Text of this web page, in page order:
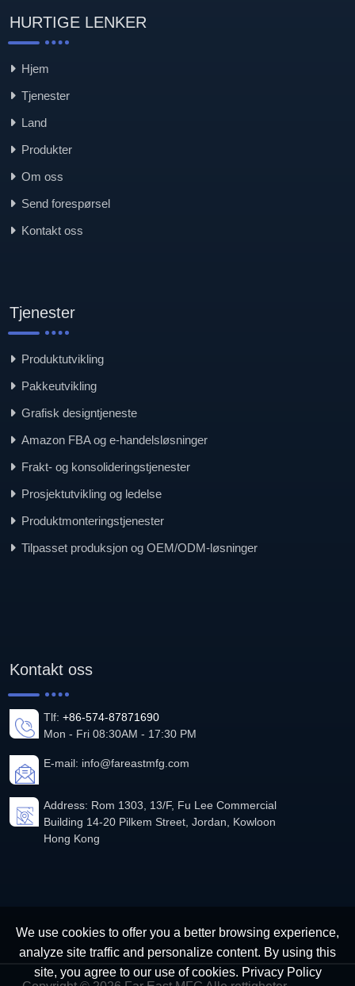
HURTIGE LENKER
Hjem
Tjenester
Land
Produkter
Om oss
Send forespørsel
Kontakt oss
Tjenester
Produktutvikling
Pakkeutvikling
Grafisk designtjeneste
Amazon FBA og e-handelsløsninger
Frakt- og konsolideringstjenester
Prosjektutvikling og ledelse
Produktmonteringstjenester
Tilpasset produksjon og OEM/ODM-løsninger
Kontakt oss
Tlf: +86-574-87871690
Mon - Fri 08:30AM - 17:30 PM
E-mail: info@fareastmfg.com
Address: Rom 1303, 13/F, Fu Lee Commercial
Building 14-20 Pilkem Street, Jordan, Kowloon
Hong Kong
We use cookies to offer you a better browsing experience,
analyze site traffic and personalize content. By using this
site, you agree to our use of cookies. Privacy Policy